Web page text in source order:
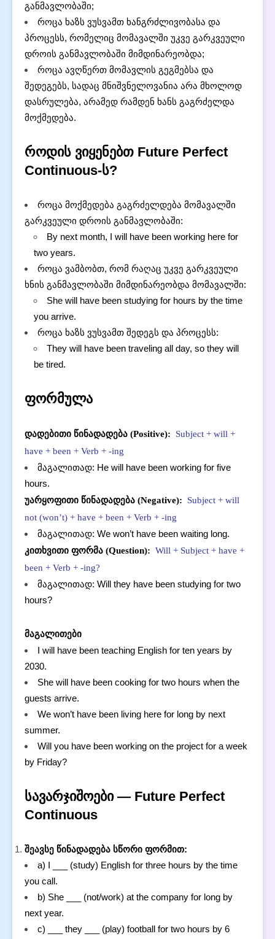
განმავლობაში;
როცა ხაზს ვუსვამთ ხანგრძლივობასა და
პროცესს, რომელიც მომავალში უკვე გარკვეული
დროის განმავლობაში მიმდინარეობდა;
როცა ავღწერთ მომავლის გეგმებსა და
შედეგებს, სადაც მნიშვნელოვანია არა მხოლოდ
დასრულება, არამედ რამდენ ხანს გაგრძელდა
მოქმედება.
როდის ვიყენებთ Future Perfect
Continuous-ს?
როცა მოქმედება გაგრძელდება მომავალში
გარკვეული დროის განმავლობაში:
By next month, I will have been working here for
two years.
როცა ვამბობთ, რომ რაღაც უკვე გარკვეული
ხნის განმავლობაში მიმდინარეობდა მომავალში:
She will have been studying for hours by the time
you arrive.
როცა ხაზს ვუსვამთ შედეგს და პროცესს:
They will have been traveling all day, so they will
be tired.
ფორმულა
დადებითი წინადადება (Positive):
Subject + will +
have + been + Verb + -ing
მაგალითად: He will have been working for five
hours.
უარყოფითი წინადადება (Negative):
Subject + will
not (won’t) + have + been + Verb + -ing
მაგალითად: We won’t have been waiting long.
კითხვითი ფორმა (Question): Will + Subject + have +
been + Verb + -ing?
მაგალითად: Will they have been studying for two
hours?
მაგალითები
I will have been teaching English for ten years by
2030.
She will have been cooking for two hours when the
guests arrive.
We won’t have been living here for long by next
summer.
Will you have been working on the project for a week
by Friday?
სავარჯიშოები — Future Perfect
Continuous
შეავსე წინადადება სწორი ფორმით:
a) I ___ (study) English for three hours by the time
you call.
b) She ___ (not/work) at the company for long by
next year.
c) ___ they ___ (play) football for two hours by 6